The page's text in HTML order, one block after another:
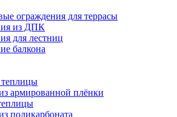
ограждения для террасы
из ДПК
для лестниц
балкона
армированной плёнки
поликарбоната